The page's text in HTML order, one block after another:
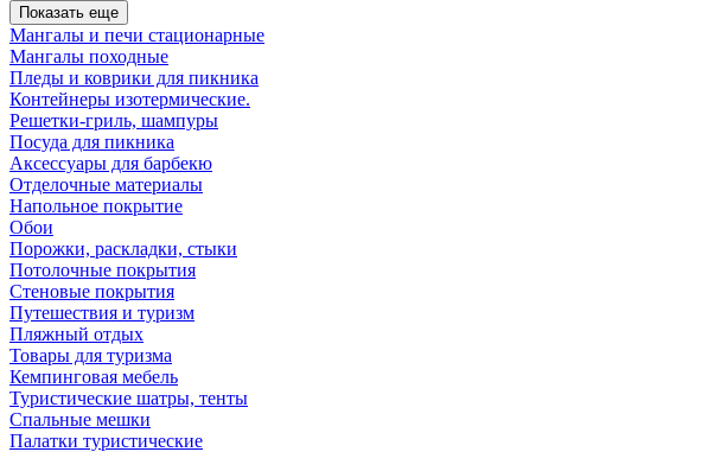
Показать еще
Мангалы и печи стационарные
Мангалы походные
Пледы и коврики для пикника
Контейнеры изотермические.
Решетки-гриль, шампуры
Посуда для пикника
Аксессуары для барбекю
Отделочные материалы
Напольное покрытие
Обои
Порожки, раскладки, стыки
Потолочные покрытия
Стеновые покрытия
Путешествия и туризм
Пляжный отдых
Товары для туризма
Кемпинговая мебель
Туристические шатры, тенты
Спальные мешки
Палатки туристические